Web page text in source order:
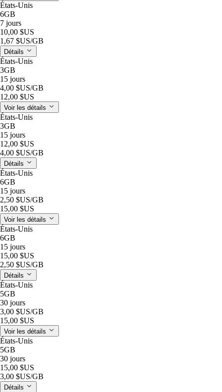
États-Unis
6GB
7 jours
10,00 $US
1,67 $US/GB
Détails
États-Unis
3GB
15 jours
4,00 $US/GB
12,00 $US
Voir les détails
États-Unis
3GB
15 jours
12,00 $US
4,00 $US/GB
Détails
États-Unis
6GB
15 jours
2,50 $US/GB
15,00 $US
Voir les détails
États-Unis
6GB
15 jours
15,00 $US
2,50 $US/GB
Détails
États-Unis
5GB
30 jours
3,00 $US/GB
15,00 $US
Voir les détails
États-Unis
5GB
30 jours
15,00 $US
3,00 $US/GB
Détails